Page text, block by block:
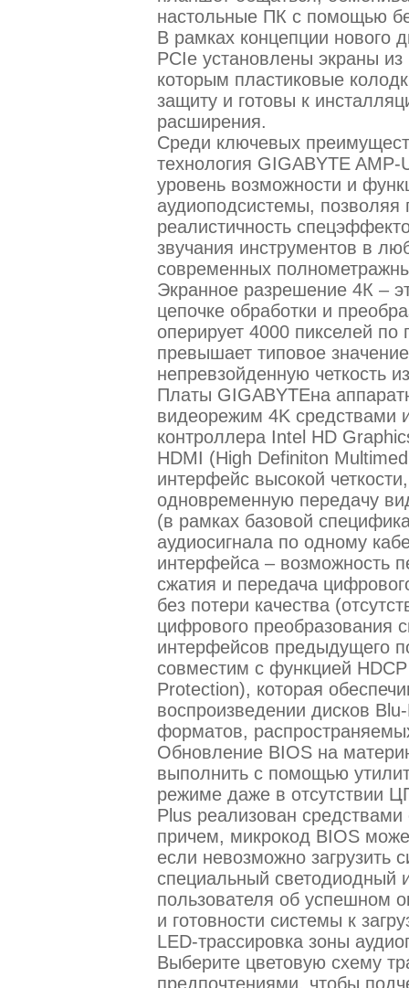
настольные ПК с помощью
В рамках концепции нового
PCIe установлены экраны
которым пластиковые
защиту и готовы к
расширения.
Среди ключевых
технология GIGABYTE
уровень возможности и
аудиоподсистемы, позволяя
реалистичность
звучания инструментов в
современных
Экранное разрешение 4К –
цепочке обработки и
оперирует 4000 пикселей по
превышает типовое
непревзойденную четкость
Платы GIGABYTEна
видеорежим 4K средствами
контроллера Intel HD
HDMI (High Definiton
интерфейс высокой
одновременную передачу
(в рамках базовой
аудиосигнала по одному
интерфейса – возможность
сжатия и передача
без потери качества
цифрового преобразования
интерфейсов предыдущего
совместим с функцией
Protection), которая
воспроизведении дисков
форматов,
Обновление BIOS на
выполнить с помощью
режиме даже в отсутствии
Plus реализован
причем, микрокод BIOS
если невозможно загрузить
специальный светодиодный
пользователя об успешном
и готовности системы к
LED-трассировка зоны
Выберите цветовую схему
предпочтениями, чтобы